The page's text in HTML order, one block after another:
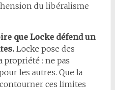
du libéralisme
que Locke défend un
Locke pose des
propriété : ne pas
les autres. Que la
ces limites